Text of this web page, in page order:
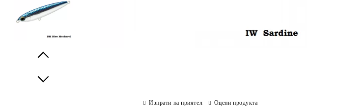
Изпрати на приятел Оцени продукта